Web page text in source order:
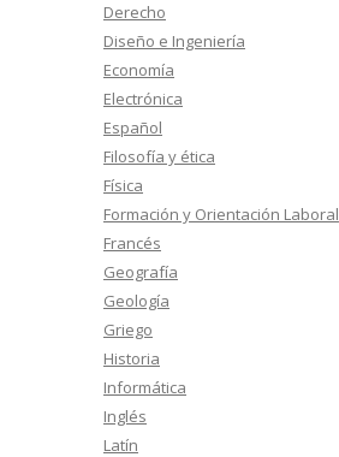
Derecho
Diseño e Ingeniería
Economía
Electrónica
Español
Filosofía y ética
Física
Formación y Orientación Laboral
Francés
Geografía
Geología
Griego
Historia
Informática
Inglés
Latín